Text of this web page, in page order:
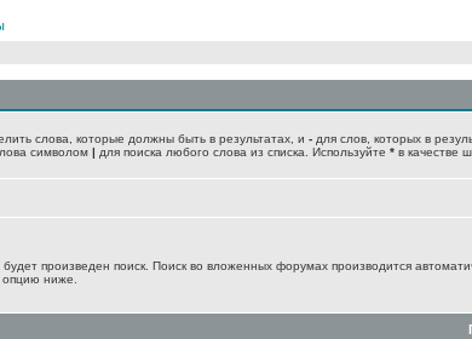
слова, которые должны быть в результатах, и - для слов, которых в
символом | для поиска любого слова из списка. Используйте * в качестве
произведен поиск. Поиск во вложенных форумах производится
ниже.